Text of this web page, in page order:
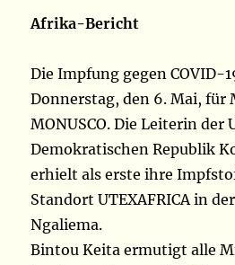
Afrika-Bericht
Die Impfung gegen COVID-
Donnerstag, den 6. Mai, für
MONUSCO. Die Leiterin
Demokratischen Republik
erhielt als erste ihre
Standort UTEXAFRICA in
Ngaliema.
Bintou Keita ermutigt alle